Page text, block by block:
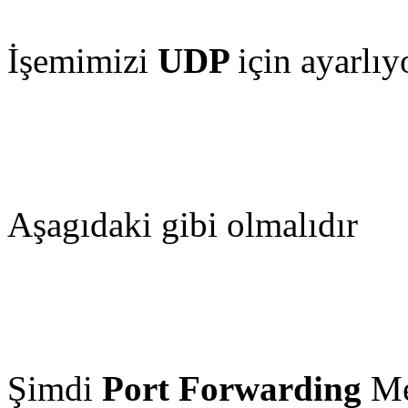
İşemimizi UDP için
Aşagıdaki gibi olmalıdır
Şimdi Port Forwarding